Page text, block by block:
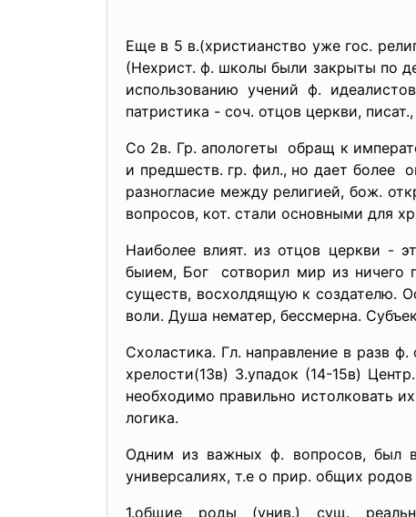
Еще в 5 в.(христианство уже гос.
(Нехрист. ф. школы были закрыты по
использованию учений ф.
патристика - соч. отцов церкви,
Со 2в. Гр. апологеты обращ к
и предшеств. гр. фил., но дает более
разногласие между религией, бож.
вопросов, кот. стали основными для
Наиболее влият. из отцов церкви -
быием, Бог сотворил мир из ничего
существ, восхолдящую к создателю.
воли. Душа нематер, бессмерна.
Схоластика. Гл. направление в разв
хрелости(13в) 3.упадок (14-15в)
необходимо правильно истолковать
логика.
Одним из важных ф. вопросов, был
универсалиях, т.е о прир. общих
1.общие роды (унив.) сущ.